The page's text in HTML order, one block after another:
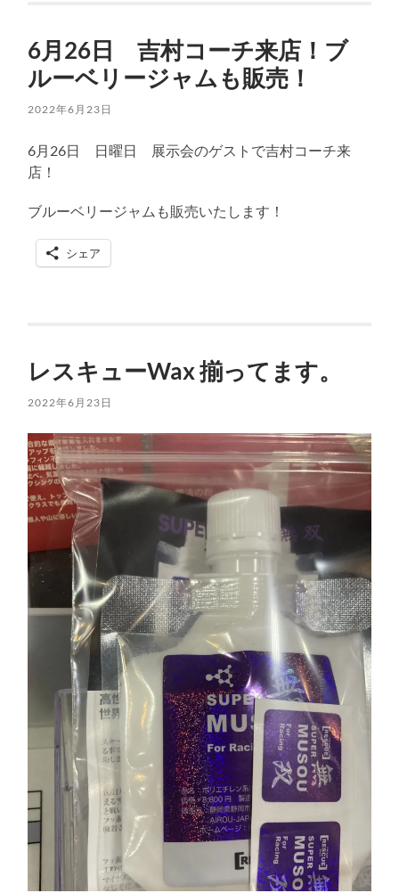
6月26日 吉村コーチ来店！ブ
ルーベリージャムも販売！
2022年6月23日
6月26日 日曜日 展示会のゲストで吉村コーチ来
店！
ブルーベリージャムも販売いたします！
シェア
レスキューWax 揃ってます。
2022年6月23日